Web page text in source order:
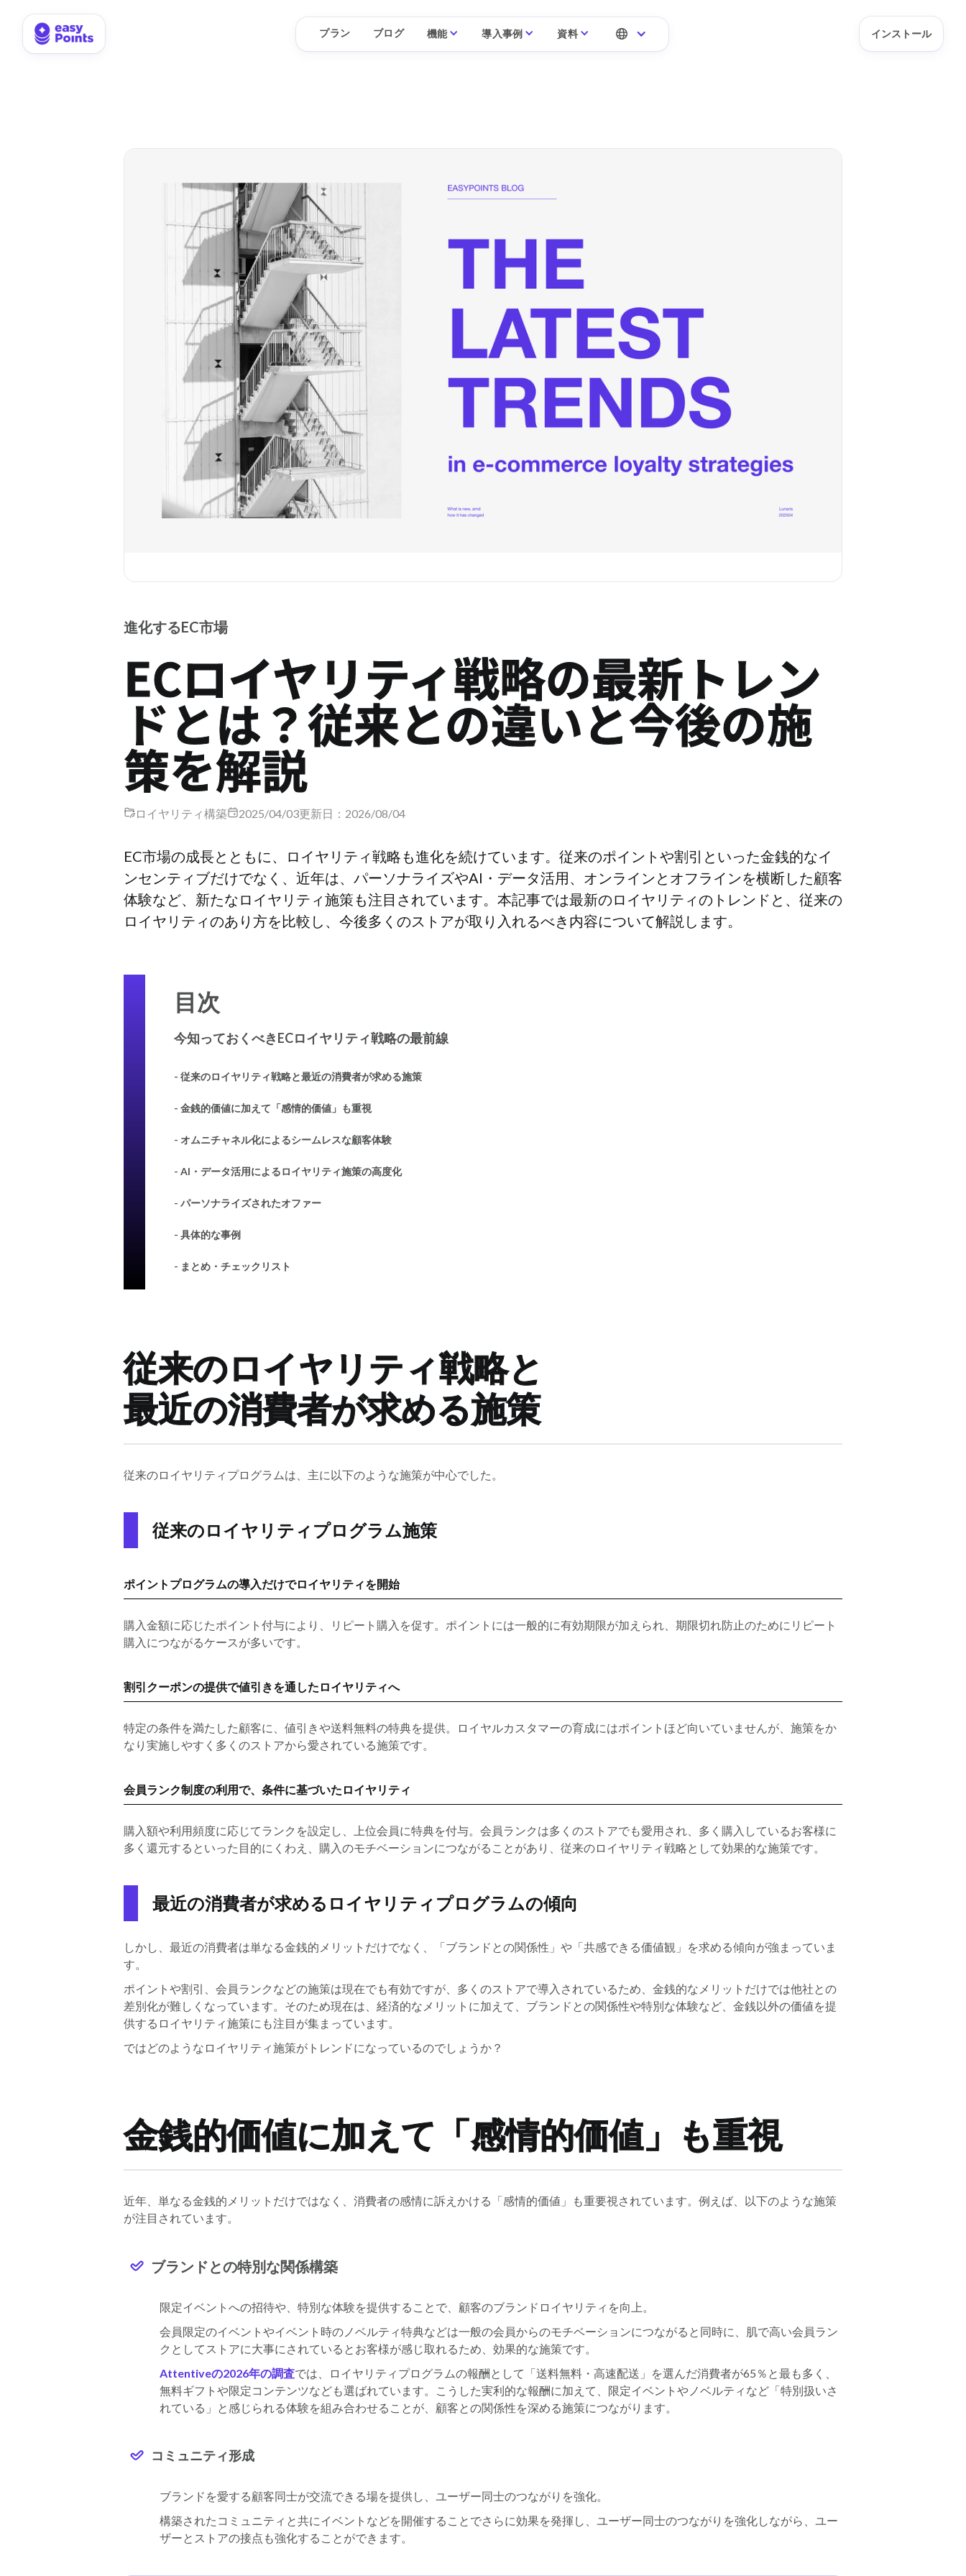
プラン ブログ 機能 導入事例 資料 インストール
進化するEC市場
ECロイヤリティ戦略の最新トレン
ドとは？従来との違いと今後の施
策を解説
ロイヤリティ構築 2025/04/03更新日：2026/08/04
EC市場の成長とともに、ロイヤリティ戦略も進化を続けています。従来のポイントや割引といった金銭的なイ
ンセンティブだけでなく、近年は、パーソナライズやAI・データ活用、オンラインとオフラインを横断した顧客
体験など、新たなロイヤリティ施策も注目されています。本記事では最新のロイヤリティのトレンドと、従来の
ロイヤリティのあり方を比較し、今後多くのストアが取り入れるべき内容について解説します。
目次
今知っておくべきECロイヤリティ戦略の最前線
- 従来のロイヤリティ戦略と最近の消費者が求める施策
- 金銭的価値に加えて「感情的価値」も重視
- オムニチャネル化によるシームレスな顧客体験
- AI・データ活用によるロイヤリティ施策の高度化
- パーソナライズされたオファー
- 具体的な事例
- まとめ・チェックリスト
従来のロイヤリティ戦略と
最近の消費者が求める施策
従来のロイヤリティプログラムは、主に以下のような施策が中心でした。
従来のロイヤリティプログラム施策
ポイントプログラムの導入だけでロイヤリティを開始
購入金額に応じたポイント付与により、リピート購入を促す。ポイントには一般的に有効期限が加えられ、期限切れ防止のためにリピート
購入につながるケースが多いです。
割引クーポンの提供で値引きを通したロイヤリティへ
特定の条件を満たした顧客に、値引きや送料無料の特典を提供。ロイヤルカスタマーの育成にはポイントほど向いていませんが、施策をか
なり実施しやすく多くのストアから愛されている施策です。
会員ランク制度の利用で、条件に基づいたロイヤリティ
購入額や利用頻度に応じてランクを設定し、上位会員に特典を付与。会員ランクは多くのストアでも愛用され、多く購入しているお客様に
多く還元するといった目的にくわえ、購入のモチベーションにつながることがあり、従来のロイヤリティ戦略として効果的な施策です。
最近の消費者が求めるロイヤリティプログラムの傾向
しかし、最近の消費者は単なる金銭的メリットだけでなく、「ブランドとの関係性」や「共感できる価値観」を求める傾向が強まっていま
す。
ポイントや割引、会員ランクなどの施策は現在でも有効ですが、多くのストアで導入されているため、金銭的なメリットだけでは他社との
差別化が難しくなっています。そのため現在は、経済的なメリットに加えて、ブランドとの関係性や特別な体験など、金銭以外の価値を提
供するロイヤリティ施策にも注目が集まっています。
ではどのようなロイヤリティ施策がトレンドになっているのでしょうか？
金銭的価値に加えて「感情的価値」も重視
近年、単なる金銭的メリットだけではなく、消費者の感情に訴えかける「感情的価値」も重要視されています。例えば、以下のような施策
が注目されています。
ブランドとの特別な関係構築
限定イベントへの招待や、特別な体験を提供することで、顧客のブランドロイヤリティを向上。
会員限定のイベントやイベント時のノベルティ特典などは一般の会員からのモチベーションにつながると同時に、肌で高い会員ラン
クとしてストアに大事にされているとお客様が感じ取れるため、効果的な施策です。
Attentiveの2026年の調査では、ロイヤリティプログラムの報酬として「送料無料・高速配送」を選んだ消費者が65％と最も多く、
無料ギフトや限定コンテンツなども選ばれています。こうした実利的な報酬に加えて、限定イベントやノベルティなど「特別扱いさ
れている」と感じられる体験を組み合わせることが、顧客との関係性を深める施策につながります。
コミュニティ形成
ブランドを愛する顧客同士が交流できる場を提供し、ユーザー同士のつながりを強化。
構築されたコミュニティと共にイベントなどを開催することでさらに効果を発揮し、ユーザー同士のつながりを強化しながら、ユー
ザーとストアの接点も強化することができます。